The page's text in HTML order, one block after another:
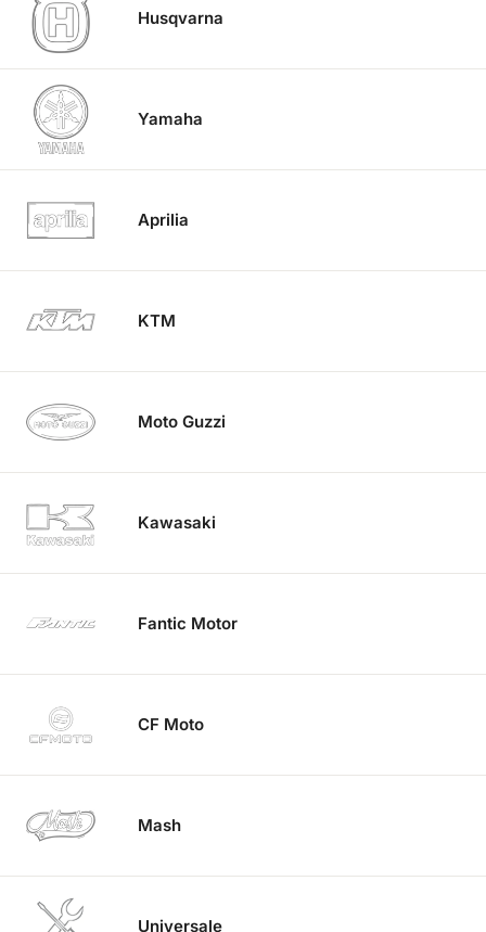
Husqvarna
Yamaha
Aprilia
KTM
Moto Guzzi
Kawasaki
Fantic Motor
CF Moto
Mash
Universale